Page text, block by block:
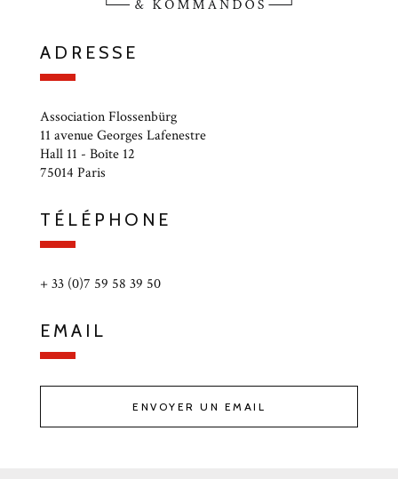
ADRESSE
Association Flossenbürg
11 avenue Georges Lafenestre
Hall 11 - Boîte 12
75014 Paris
TÉLÉPHONE
+ 33 (0)7 59 58 39 50
EMAIL
ENVOYER UN EMAIL